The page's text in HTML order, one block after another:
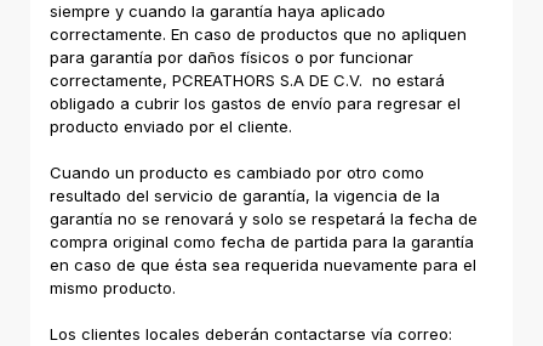
siempre y cuando la garantía haya aplicado
correctamente. En caso de productos que no apliquen
para garantía por daños físicos o por funcionar
correctamente, PCREATHORS S.A DE C.V. no estará
obligado a cubrir los gastos de envío para regresar el
producto enviado por el cliente.
Cuando un producto es cambiado por otro como
resultado del servicio de garantía, la vigencia de la
garantía no se renovará y solo se respetará la fecha de
compra original como fecha de partida para la garantía
en caso de que ésta sea requerida nuevamente para el
mismo producto.
Los clientes locales deberán contactarse vía correo: